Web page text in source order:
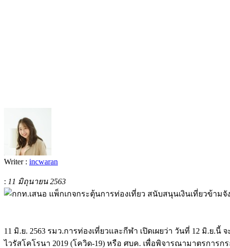
Writer : incwaran
: 11 มิถุนายน 2563
11 มิ.ย. 2563 รมว.การท่องเที่ยวและกีฬา เปิดเผยว่า วันที่ 12 มิ.ย
ไวรัสโคโรนา 2019 (โควิด-19) หรือ ศบค. เพื่อพิจารณามาตรการก